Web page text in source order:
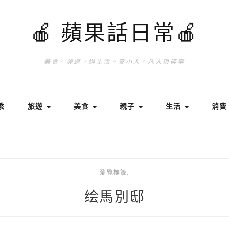
🍎 蘋果話日常🍎
美食。旅遊。過生活。養小人。凡人瑣碎事
旅遊 美食 親子 生活 消費
瀏覽標籤:
绘馬別邸